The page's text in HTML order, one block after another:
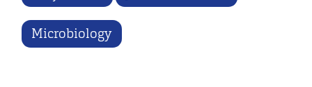
Microbiology